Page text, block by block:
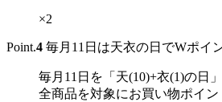
×2
Point.4 毎月11日は天衣の日でWポイ
毎月11日を「天(10)+衣(1)の日」
全商品を対象にお買い物ポイ